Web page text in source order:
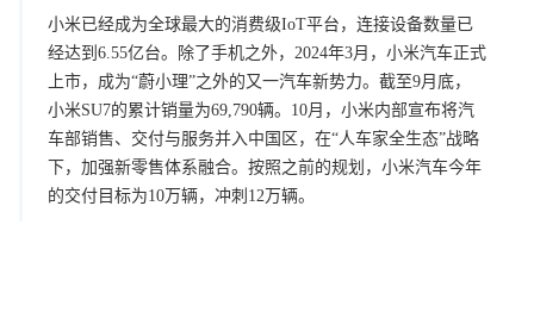
小米已经成为全球最大的消费级IoT平台，连接设备数量已
经达到6.55亿台。除了手机之外，2024年3月，小米汽车正式
上市，成为“蔚小理”之外的又一汽车新势力。截至9月底，
小米SU7的累计销量为69,790辆。10月，小米内部宣布将汽
车部销售、交付与服务并入中国区，在“人车家全生态”战略
下，加强新零售体系融合。按照之前的规划，小米汽车今年
的交付目标为10万辆，冲刺12万辆。